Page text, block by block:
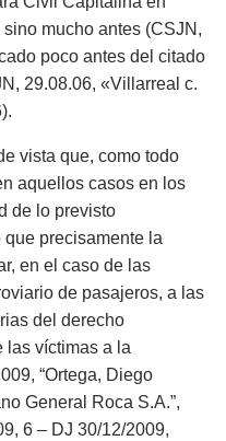
mucho antes (CSJN,
poco antes del citado
29.08.06, «Villarreal c.
vista que, como todo
aquellos casos en los
de lo previsto
precisamente la
en el caso de las
de pasajeros, a las
del derecho
las víctimas a la
“Ortega, Diego
General Roca S.A.”,
6 – DJ 30/12/2009,